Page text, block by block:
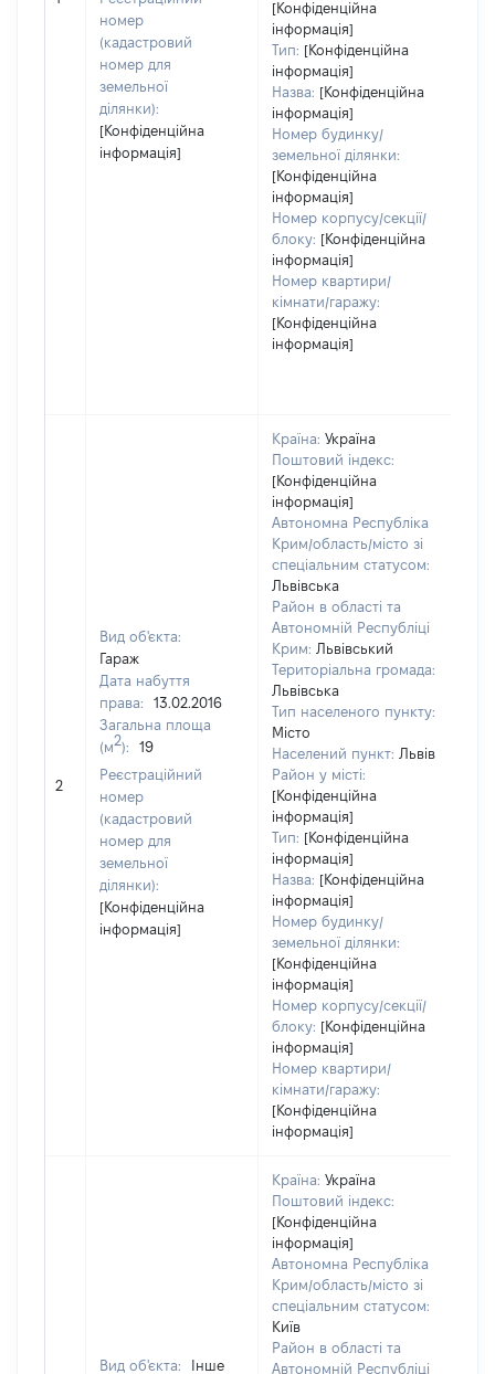
номер
(кадастровий
номер для
земельної
ділянки):
[Конфіденційна
інформація]
[Конфіденційна
інформація]
Тип: [Конфіденційна
інформація]
Назва: [Конфіденційна
інформація]
Номер будинку/
земельної ділянки:
[Конфіденційна
інформація]
Номер корпусу/секції/
блоку: [Конфіденційна
інформація]
Номер квартири/
кімнати/гаражу:
[Конфіденційна
інформація]
2
Вид об'єкта:
Гараж
Дата набуття
права:
13.02.2016
Загальна площа
(м2):
19
Реєстраційний
номер
(кадастровий
номер для
земельної
ділянки):
[Конфіденційна
інформація]
Країна: Україна
Поштовий індекс:
[Конфіденційна
інформація]
Автономна Республіка
Крим/область/місто зі
спеціальним статусом:
Львівська
Район в області та
Автономній Республіці
Крим: Львівський
Територіальна громада:
Львівська
Тип населеного пункту:
Місто
Населений пункт: Львів
Район у місті:
[Конфіденційна
інформація]
Тип: [Конфіденційна
інформація]
Назва: [Конфіденційна
інформація]
Номер будинку/
земельної ділянки:
[Конфіденційна
інформація]
Номер корпусу/секції/
блоку: [Конфіденційна
інформація]
Номер квартири/
кімнати/гаражу:
[Конфіденційна
інформація]
Вид об'єкта:
Інше
Країна: Україна
Поштовий індекс:
[Конфіденційна
інформація]
Автономна Республіка
Крим/область/місто зі
спеціальним статусом:
Київ
Район в області та
Автономній Республіці